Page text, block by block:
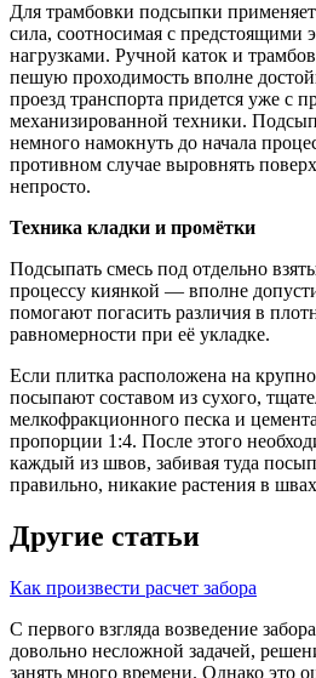
Для трамбовки подсыпки
сила, соотносимая с предстоящими
нагрузками. Ручной каток и
пешую проходимость вполне
проезд транспорта придется уже с
механизированной техники.
немного намокнуть до начала
противном случае выровнять
непросто.
Техника кладки и промётки
Подсыпать смесь под отдельно
процессу киянкой — вполне
помогают погасить различия в
равномерности при её укладке.
Если плитка расположена на
посыпают составом из сухого,
мелкофракционного песка и
пропорции 1:4. После этого
каждый из швов, забивая туда
правильно, никакие растения в
Другие статьи
Как произвести расчет забора
С первого взгляда возведение
довольно несложной задачей,
занять много времени. Однако это